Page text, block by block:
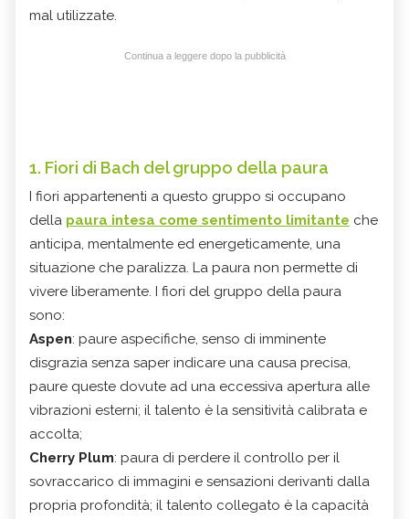
mal utilizzate.
Continua a leggere dopo la pubblicità
1. Fiori di Bach del gruppo della paura
I fiori appartenenti a questo gruppo si occupano
della paura intesa come sentimento limitante che
anticipa, mentalmente ed energeticamente, una
situazione che paralizza. La paura non permette di
vivere liberamente. I fiori del gruppo della paura
sono:
Aspen: paure aspecifiche, senso di imminente
disgrazia senza saper indicare una causa precisa,
paure queste dovute ad una eccessiva apertura alle
vibrazioni esterni; il talento è la sensitività calibrata e
accolta;
Cherry Plum: paura di perdere il controllo per il
sovraccarico di immagini e sensazioni derivanti dalla
propria profondità; il talento collegato è la capacità